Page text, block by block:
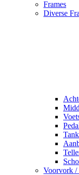
Frames
Diverse
Tank
Voorvork /